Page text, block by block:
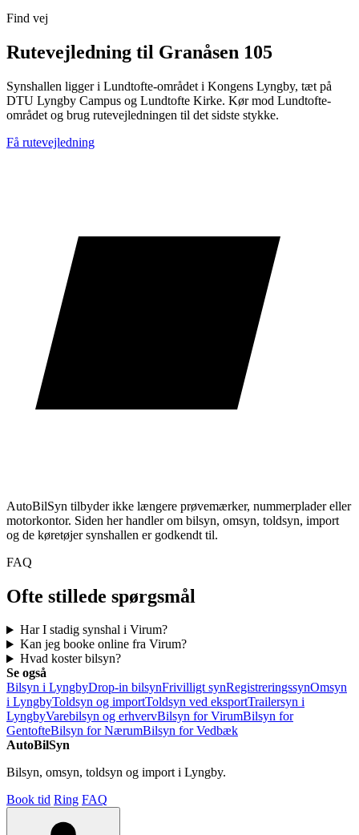
Find vej
Rutevejledning til Granåsen 105
Synshallen ligger i Lundtofte-området i Kongens Lyngby, tæt på
DTU Lyngby Campus og Lundtofte Kirke. Kør mod Lundtofte-
området og brug rutevejledningen til det sidste stykke.
Få rutevejledning
AutoBilSyn tilbyder ikke længere prøvemærker, nummerplader eller
motorkontor. Siden her handler om bilsyn, omsyn, toldsyn, import
og de køretøjer synshallen er godkendt til.
FAQ
Ofte stillede spørgsmål
Har I stadig synshal i Virum?
Kan jeg booke online fra Virum?
Hvad koster bilsyn?
Se også
Bilsyn i LyngbyDrop-in bilsynFrivilligt synRegistreringssynOmsyn
i LyngbyToldsyn og importToldsyn ved eksportTrailersyn i
LyngbyVarebilsyn og erhvervBilsyn for VirumBilsyn for
GentofteBilsyn for NærumBilsyn for Vedbæk
AutoBilSyn
Bilsyn, omsyn, toldsyn og import i Lyngby.
Book tid Ring FAQ